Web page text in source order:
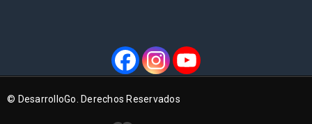
© DesarrolloGo. Derechos Reservados